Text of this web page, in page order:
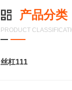
产品分类
PRODUCT
丝杠111